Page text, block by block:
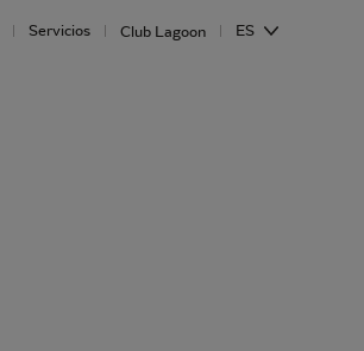
Servicios Club Lagoon ES